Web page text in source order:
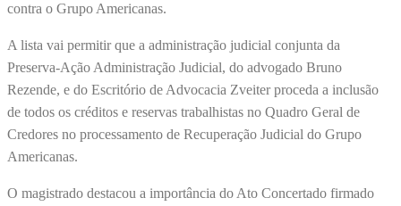
contra o Grupo Americanas.
A lista vai permitir que a administração judicial conjunta da
Preserva-Ação Administração Judicial, do advogado Bruno
Rezende, e do Escritório de Advocacia Zveiter proceda a inclusão
de todos os créditos e reservas trabalhistas no Quadro Geral de
Credores no processamento de Recuperação Judicial do Grupo
Americanas.
O magistrado destacou a importância do Ato Concertado firmado